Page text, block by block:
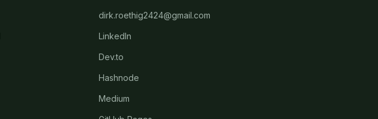
dirk.roethig2424@gmail.com
LinkedIn
Dev.to
Hashnode
Medium